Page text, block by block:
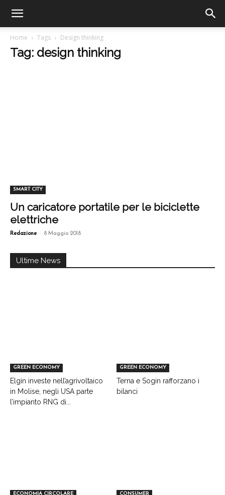
Home Tags Design thinking
Tag: design thinking
SMART CITY
Un caricatore portatile per le biciclette
elettriche
Redazione - 8 Maggio 2018
Ultime News
GREEN ECONOMY
Elgin investe nell’agrivoltaico
in Molise, negli USA parte
l’impianto RNG di...
GREEN ECONOMY
Terna e Sogin rafforzano i
bilanci
ECONOMIA CIRCOLARE CONSUMER